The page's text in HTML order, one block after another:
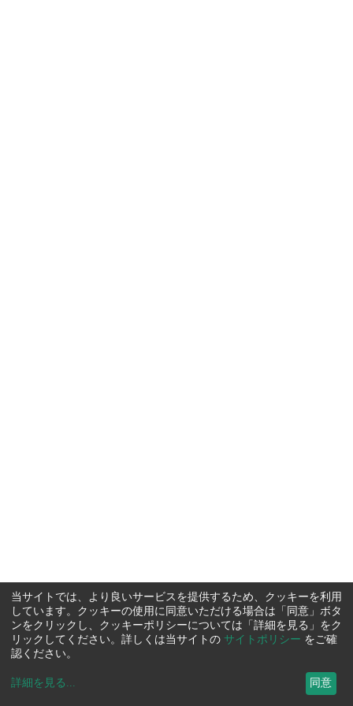
当サイトでは、より良いサービスを提供するため、クッキーを利用
しています。クッキーの使用に同意いただける場合は「同意」ボタ
ンをクリックし、クッキーポリシーについては「詳細を見る」をク
リックしてください。詳しくは当サイトの サイトポリシー をご確
認ください。
詳細を見る ... 同意